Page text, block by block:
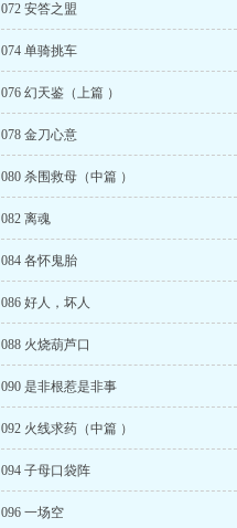
072 安答之盟
074 单骑挑车
076 幻天鉴（上篇 ）
078 金刀心意
080 杀围救母（中篇 ）
082 离魂
084 各怀鬼胎
086 好人，坏人
088 火烧葫芦口
090 是非根惹是非事
092 火线求药（中篇 ）
094 子母口袋阵
096 一场空